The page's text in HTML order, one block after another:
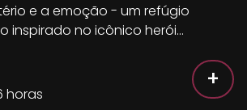
e a emoção - um refúgio
inspirado no icônico herói
horas
+